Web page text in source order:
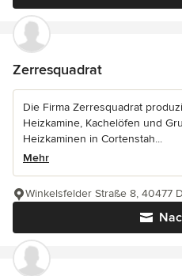
Zerresquadrat
Die Firma Zerresquadrat
Heizkamine, Kachelöfen und
Heizkaminen in Cortenstah...
Mehr
Winkelsfelder Straße 8, 40477